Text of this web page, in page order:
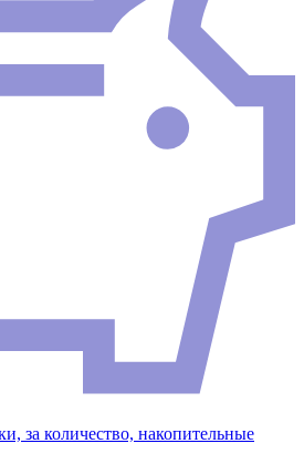
за количество, накопительные